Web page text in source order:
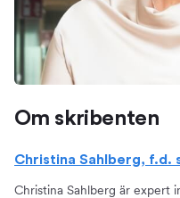
Om skribenten
Christina Sahlberg, f.d.
Christina Sahlberg är expert